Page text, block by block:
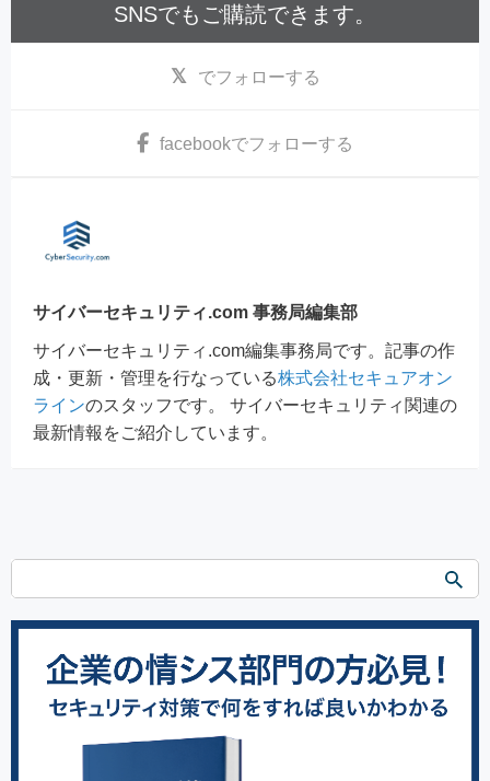
SNSでもご購読できます。
でフォローする
facebookでフォローする
サイバーセキュリティ.com 事務局編集部
サイバーセキュリティ.com編集事務局です。記事の作
成・更新・管理を行なっている株式会社セキュアオン
ラインのスタッフです。 サイバーセキュリティ関連の
最新情報をご紹介しています。